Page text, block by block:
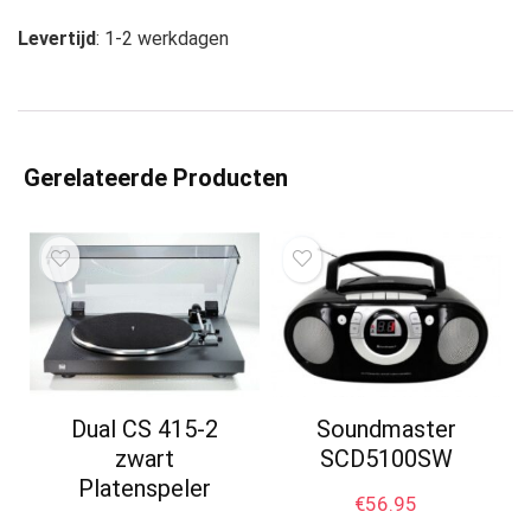
Levertijd: 1-2 werkdagen
Gerelateerde Producten
Dual CS 415-2
zwart
Platenspeler
Soundmaster
SCD5100SW
€56.95